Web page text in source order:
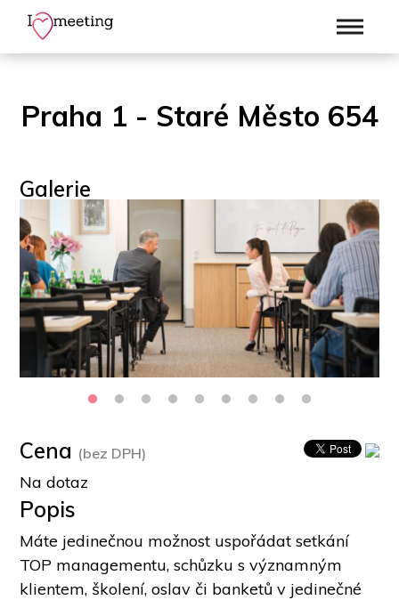
Praha 1 - Staré Město 654
Galerie
Cena (bez DPH)
Na dotaz
Popis
Máte jedinečnou možnost uspořádat setkání
TOP managementu, schůzku s významným
klientem, školení, oslav či banketů v jedinečné